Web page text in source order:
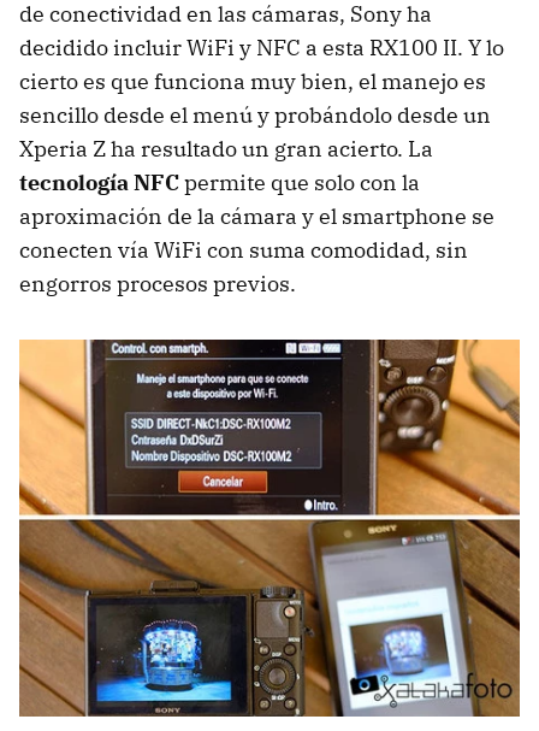
de conectividad en las cámaras, Sony ha
decidido incluir WiFi y NFC a esta RX100 II. Y lo
cierto es que funciona muy bien, el manejo es
sencillo desde el menú y probándolo desde un
Xperia Z ha resultado un gran acierto. La
tecnología NFCpermite que solo con la
aproximación de la cámara y el smartphone se
conecten vía WiFi con suma comodidad, sin
engorros procesos previos.